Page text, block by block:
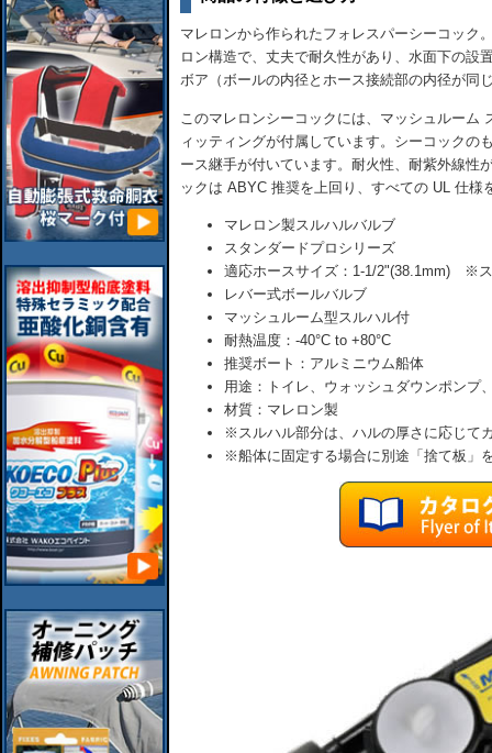
マレロンから作られたフォレスパーシーコック
ロン構造で、丈夫で耐久性があり、水面下の設
ボア（ボールの内径とホース接続部の内径が同
このマレロンシーコックには、マッシュルーム
ィッティングが付属しています。シーコックの
ース継手が付いています。耐火性、耐紫外線性
ックは ABYC 推奨を上回り、すべての UL 仕様
マレロン製スルハルバルブ
スタンダードプロシリーズ
適応ホースサイズ：1-1/2"(38.1mm) ※
レバー式ボールバルブ
マッシュルーム型スルハル付
耐熱温度：-40°C to +80°C
推奨ボート：アルミニウム船体
用途：トイレ、ウォッシュダウンポンプ
材質：マレロン製
※スルハル部分は、ハルの厚さに応じて
※船体に固定する場合に別途「捨て板」